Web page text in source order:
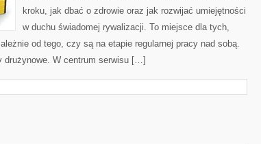
kroku, jak dbać o zdrowie oraz jak rozwijać umiejętności
w duchu świadomej rywalizacji. To miejsce dla tych,
od tego, czy są na etapie regularnej pracy nad sobą.
drużynowe. W centrum serwisu […]